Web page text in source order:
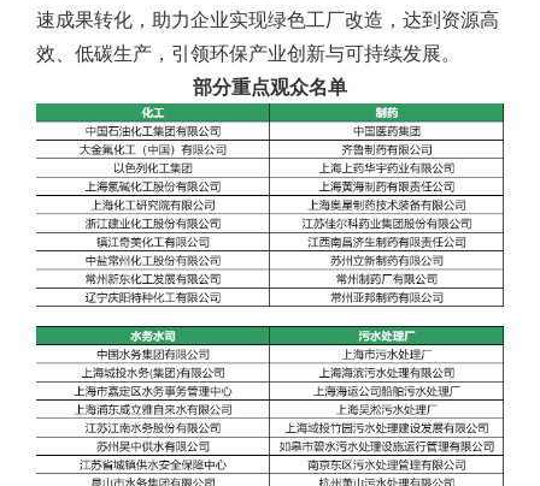
速成果转化，助力企业实现绿色工厂改造，达到资源高
效、低碳生产，引领环保产业创新与可持续发展。
部分重点观众名单